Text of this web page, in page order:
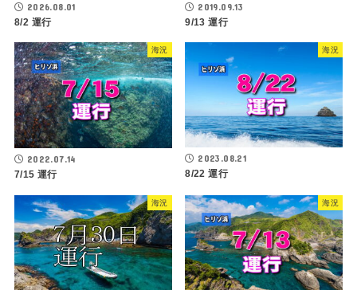
2026.08.01
8/2 運行
2019.09.13
9/13 運行
海況
2022.07.14
7/15 運行
海況
2023.08.21
8/22 運行
海況 海況